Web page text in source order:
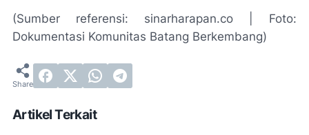
(Sumber referensi: sinarharapan.co | Foto:
Dokumentasi Komunitas Batang Berkembang)
Artikel Terkait